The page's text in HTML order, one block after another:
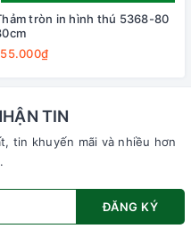
tròn in hình thú 5368-80
TIN
tin khuyến mãi và nhiều hơn
ĐĂNG KÝ